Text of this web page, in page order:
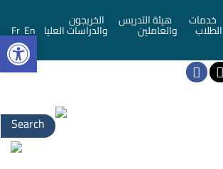
خدمات
الطلاب
هيئة التدريس
والعاملين
الخريجون
والدراسات العليا En
Fr